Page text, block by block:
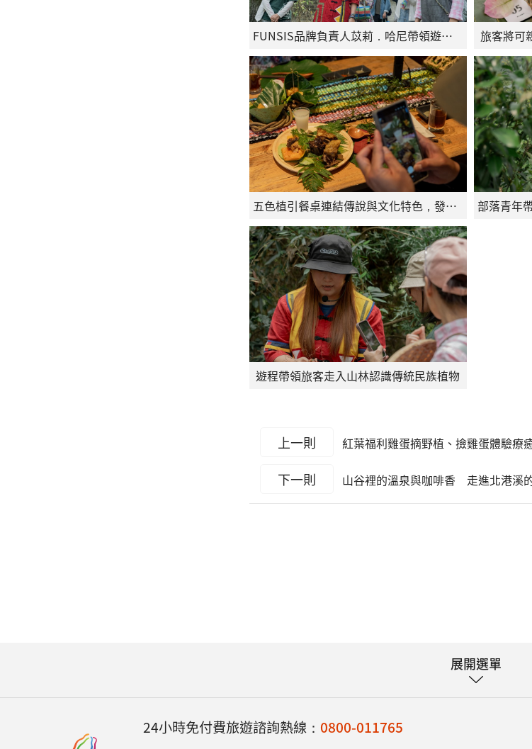
FUNSIS品牌負責人苡莉．哈尼帶領遊客走入森林開啟五色植引餐桌遊程五色植引餐桌 旅客將可
五色植引餐桌連結傳說與文化特色，發想特色料理
遊程帶領旅客走入山林認識傳統民族植物
上一則 紅葉福利雞蛋摘野植、撿雞蛋體驗療
下一則 山谷裡的溫泉與咖啡香 走進北港溪
展開選單
24小時免付費旅遊諮詢熱線： 0800-011765